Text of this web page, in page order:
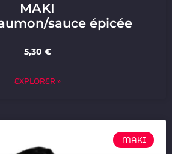
MAKI
sauce épicée
5,30 €
EXPLORER »
MAKI